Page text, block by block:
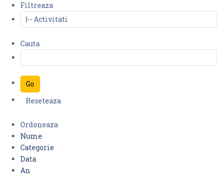
Filtreaza
Cauta
Ordoneaza
Nume
Categorie
Data
An